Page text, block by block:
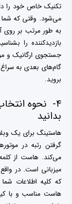
تکنیک خاص خود را
می‌شود. وقتی که شما
به طور مرتب بر
بازدیدکننده را
جستجوی ارگانیک و
گام‌های بعدی به سراغ
بروید.
۴- نحوه
بدانید
هاستینگ برای یک
گرفتن رتبه در
می‌کند. هاست از
میزبانی است. در
که کلیه اطلاعات
هاست مناسب و با